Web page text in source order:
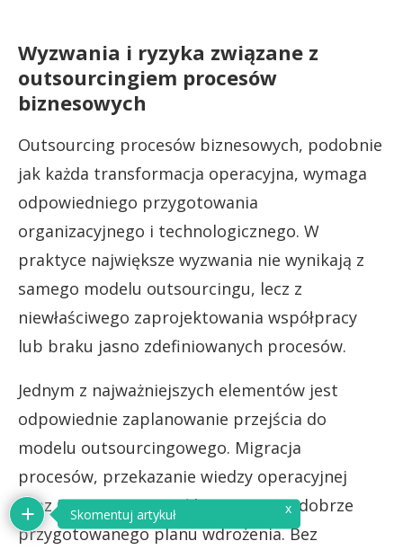
Wyzwania i ryzyka związane z
outsourcingiem procesów
biznesowych
Outsourcing procesów biznesowych, podobnie
jak każda transformacja operacyjna, wymaga
odpowiedniego przygotowania
organizacyjnego i technologicznego. W
praktyce największe wyzwania nie wynikają z
samego modelu outsourcingu, lecz z
niewłaściwego zaprojektowania współpracy
lub braku jasno zdefiniowanych procesów.
Jednym z najważniejszych elementów jest
odpowiednie zaplanowanie przejścia do
modelu outsourcingowego. Migracja
procesów, przekazanie wiedzy operacyjnej
oraz integracja zespołów wymagają dobrze
przygotowanego planu wdrożenia. Bez